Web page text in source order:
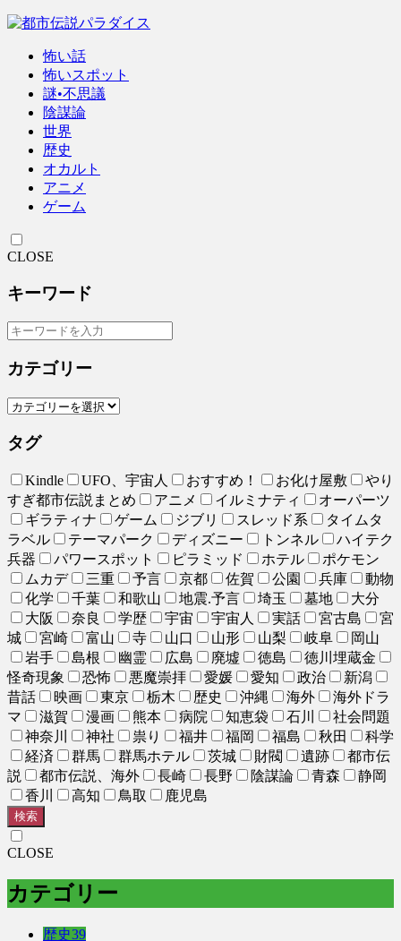
怖い話
怖いスポット
謎•不思議
陰謀論
世界
歴史
オカルト
アニメ
ゲーム
CLOSE
キーワード
カテゴリー
タグ
Kindle UFO、宇宙人 おすすめ！ お化け屋敷
やり
すぎ都市伝説まとめ
アニメ イルミナティ
オーパーツ
ギラティナ
ゲーム ジブリ スレッド系
タイムタ
ラベル
テーマパーク ディズニー トンネル
ハイテク
兵器
パワースポット ピラミッド ホテル
ポケモン
ムカデ
三重 予言 京都 佐賀 公園 兵庫
動物
化学
千葉 和歌山 地震.予言 埼玉 墓地
大分
大阪
奈良 学歴 宇宙 宇宙人 実話 宮古島
宮
城
宮崎 富山 寺 山口 山形 山梨 岐阜
岡山
岩手
島根 幽霊 広島 廃墟 徳島
徳川埋蔵金
怪奇現象
恐怖 悪魔崇拝 愛媛 愛知 政治
新潟
昔話
映画 東京 栃木 歴史 沖縄 海外
海外ドラ
マ
滋賀 漫画 熊本 病院 知恵袋 石川
社会問題
神奈川
神社 祟り 福井 福岡 福島 秋田
科学
経済
群馬 群馬ホテル 茨城 財閥 遺跡
都市伝
説
都市伝説、海外 長崎 長野 陰謀論 青森
静岡
香川
高知 鳥取 鹿児島
検索
CLOSE
カテゴリー
歴史39